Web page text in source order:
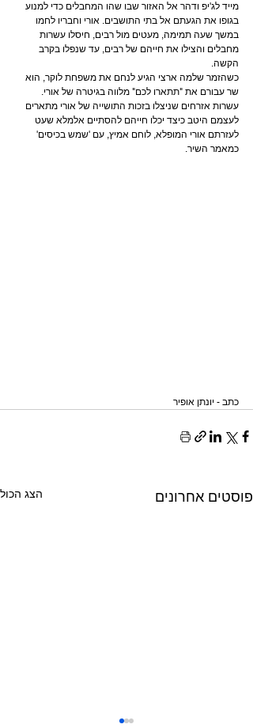
מייד לג'יפ ודהר אל האזור שבו שהו המחבלים כדי למנוע
בגופו את הגעתם אל בתי התושבים. אורי וחבריו לחמו
במשך שעה תמימה, מעטים מול רבים, חיסלו עשרות
מחבלים והצילו את חייהם של רבים, עד שנפלו בקרב
הקשה.
כשהזמר שלמה ארצי הגיע לנחם את משפחת לוקר, הוא
שר עבורם את "תתארו לכם" מלווה בגיטרה של אורי.
עשרות אזרחים שניצלו בזכות התושייה של אורי מתארים
לעצמם היטב כיצד יכלו חייהם להסתיים אלמלא שעט
לעזרתם אורי המופלא, לוחם אמיץ, עם 'שמש בכיסים'
כמאמר השיר.
כתב - יונתן אופיר
פוסטים אחרונים הצג הכול